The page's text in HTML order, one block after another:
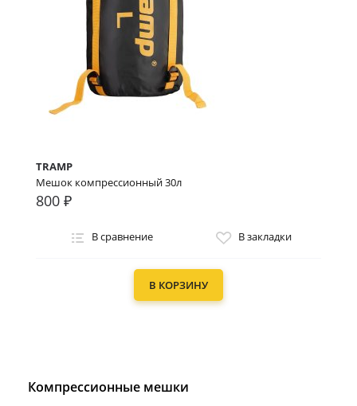
TRAMP
Мешок компрессионный 30л
800 ₽
В сравнение В закладки
В КОРЗИНУ
Компрессионные мешки